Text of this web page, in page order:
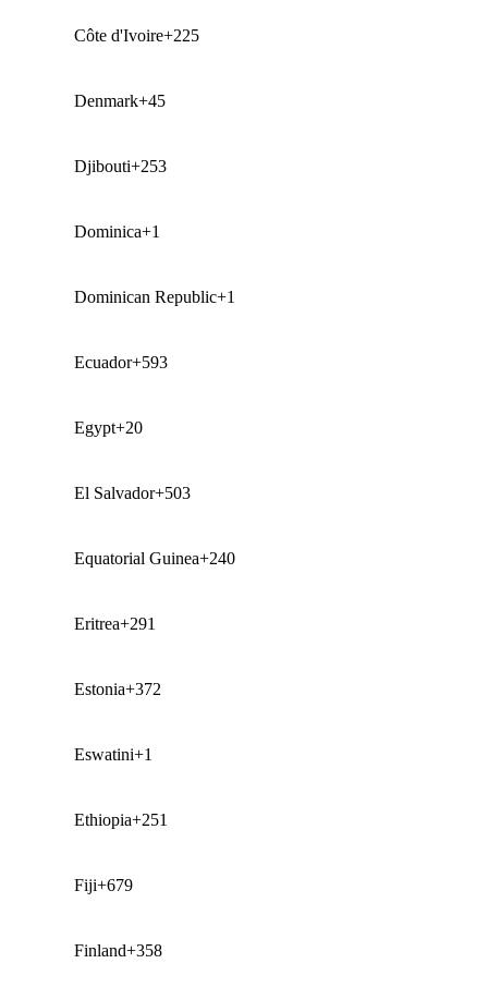
Côte d'Ivoire+225
Denmark+45
Djibouti+253
Dominica+1
Dominican Republic+1
Ecuador+593
Egypt+20
El Salvador+503
Equatorial Guinea+240
Eritrea+291
Estonia+372
Eswatini+1
Ethiopia+251
Fiji+679
Finland+358